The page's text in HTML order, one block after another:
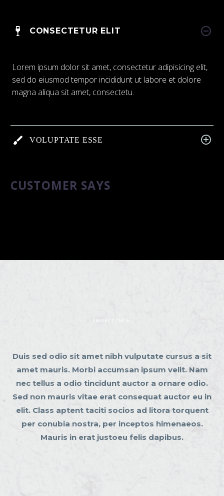
CONSECTETUR ELIT
Lorem ipsum dolor sit amet, consectetur adipisicing elit,
sed do eiusmod tempor incididunt ut labore et dolore
magna aliqua sit amet, consectetu.
VOLUPTATE ESSE
CUSTOMER SAYS
PROJECT CREW
Duis sed odio sit amet nibh vulputate cursus a sit
amet mauris. Morbi accumsan ipsum velit. Nam
nec tellus a odio tincidunt auctor a ornare odio.
Sed non mauris vitae erat consequat auctor eu in
elit. Class aptent taciti socios ad litora torquent
per conubia nostra, per inceptos himenaeos.
Mauris in erat justoeu felis dapibus.